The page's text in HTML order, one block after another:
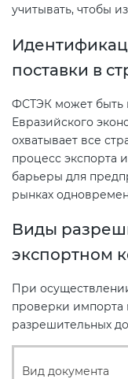
учитывать, чтобы
поставки в
ФСТЭК может быть
Евразийского
охватывает все
процесс экспорта
барьеры для
рынках
Виды
экспортном
При
проверки импорта
разрешительных
Вид документа